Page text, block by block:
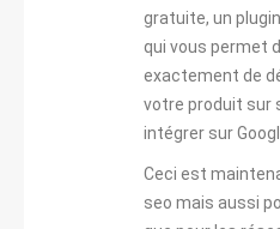
gratuite, un
qui vous permet
exactement de
votre produit sur
intégrer sur
Ceci est
seo mais aussi